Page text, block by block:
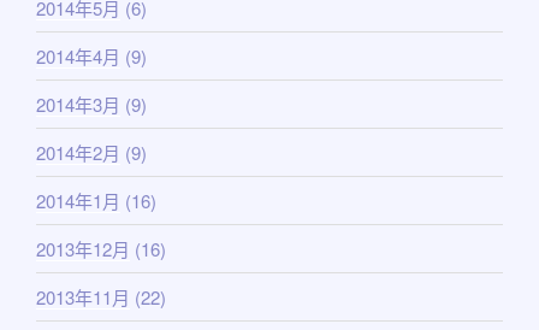
2014年5月 (6)
2014年4月 (9)
2014年3月 (9)
2014年2月 (9)
2014年1月 (16)
2013年12月 (16)
2013年11月 (22)